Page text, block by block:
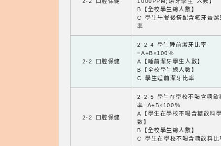
B【全校學生總人數】
C 學生午餐後搭配含氟牙膏潔
率
2-2 口腔保健
2-2-4 學生睡前潔牙比率
=A÷B×100％
A【睡前潔牙學生人數】
B【全校學生總人數】
C 學生睡前潔牙比率
2-2 口腔保健
2-2-5 學生在學校不喝含糖飲
率=A÷B×100％
A【學生在學校不喝含糖飲料
數】
B【全校學生總人數】
C 學生在學校不喝含糖飲料比